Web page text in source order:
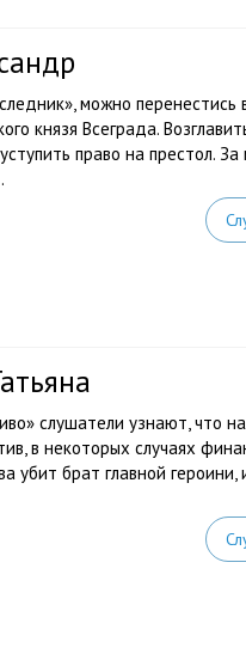
можно перенестись
князя Всеграда.
право на престол.
слушатели узнают, что
в некоторых случаях
убит брат главной героини,